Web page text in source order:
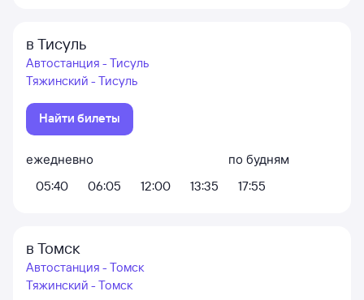
в Тисуль
Автостанция - Тисуль
Тяжинский - Тисуль
Найти билеты
ежедневно
05:40
06:05 12:00 13:35
по будням
17:55
в Томск
Автостанция - Томск
Тяжинский - Томск